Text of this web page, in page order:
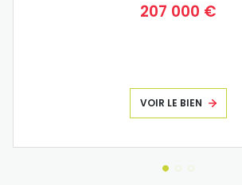
207 000 €
VOIR LE BIEN